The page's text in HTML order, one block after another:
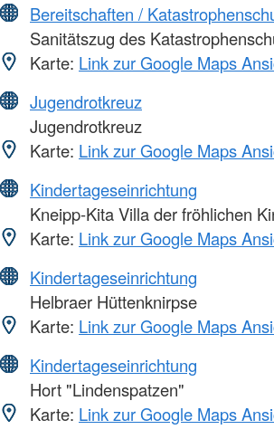
Bereitschaften /
Sanitätszug des
Karte: Link zur Google Maps
Jugendrotkreuz
Jugendrotkreuz
Karte: Link zur Google Maps
Kindertageseinrichtung
Kneipp-Kita Villa der fröhlichen
Karte: Link zur Google Maps
Kindertageseinrichtung
Helbraer Hüttenknirpse
Karte: Link zur Google Maps
Kindertageseinrichtung
Hort "Lindenspatzen"
Karte: Link zur Google Maps